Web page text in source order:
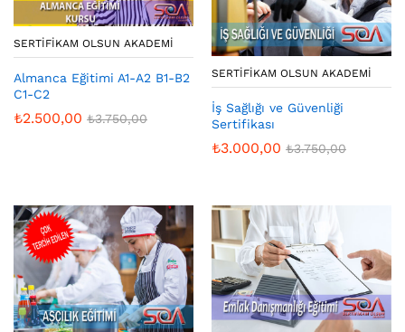
SERTIFIKAM OLSUN AKADEMI
Almanca Eğitimi A1-A2 B1-B2
C1-C2
₺2.500,00 ₺3.750,00
SERTIFIKAM OLSUN AKADEMI
İş Sağlığı ve Güvenliği
Sertifikası
₺3.000,00 ₺3.750,00